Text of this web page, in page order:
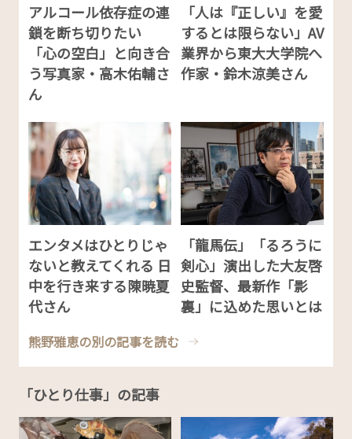
アルコール依存症の連
鎖を断ち切りたい
「心の空白」と向き合
う写真家・高木佑輔さ
ん
「人は『正しい』を愛
するとは限らない」AV
業界から東大大学院へ
作家・鈴木涼美さん
エンタメはひとりじゃ
ないと教えてくれる 日
中を行き来する陳暁夏
代さん
「龍馬伝」「るろうに
剣心」演出した大友啓
史監督、最新作「影
裏」に込めた思いとは
熊野雅恵の別の記事を読む
「ひとり仕事」の記事